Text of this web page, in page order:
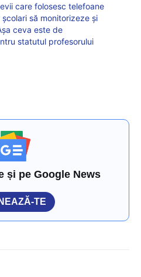
care folosesc telefoane
să monitorizeze și
ceva este de
statutul profesorului
și pe Google News
TE